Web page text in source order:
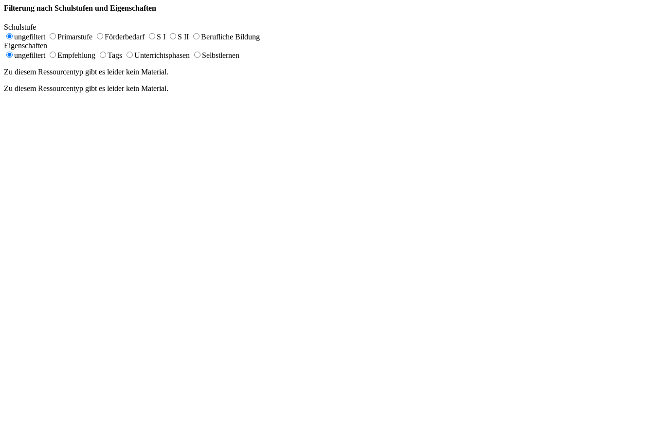
Filterung nach Schulstufen und Eigenschaften
Schulstufe
ungefiltert
Primarstufe Förderbedarf S I S II
Berufliche Bildung
Eigenschaften
ungefiltert
Empfehlung Tags Unterrichtsphasen
Selbstlernen
Zu diesem Ressourcentyp gibt es leider kein Material.
Zu diesem Ressourcentyp gibt es leider kein Material.